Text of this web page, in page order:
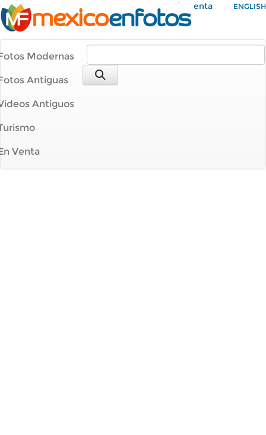
Mi Cuenta ENGLISH
Modernas
Antiguas
Antiguos
Venta